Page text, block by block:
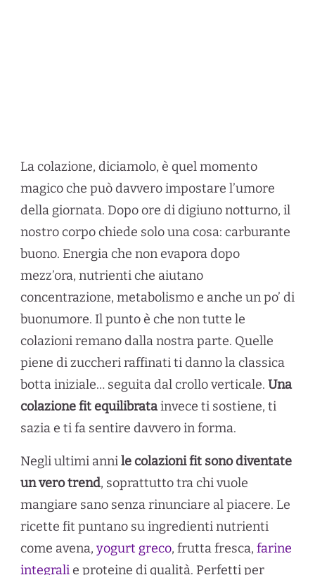
La colazione, diciamolo, è quel momento
magico che può davvero impostare l’umore
della giornata. Dopo ore di digiuno notturno, il
nostro corpo chiede solo una cosa: carburante
buono. Energia che non evapora dopo
mezz’ora, nutrienti che aiutano
concentrazione, metabolismo e anche un po’ di
buonumore. Il punto è che non tutte le
colazioni remano dalla nostra parte. Quelle
piene di zuccheri raffinati ti danno la classica
botta iniziale… seguita dal crollo verticale. Una
colazione fit equilibratainvece ti sostiene, ti
sazia e ti fa sentire davvero in forma.
Negli ultimi annile colazioni fit sono diventate
un vero trend, soprattutto tra chi vuole
mangiare sano senza rinunciare al piacere. Le
ricette fit puntano su ingredienti nutrienti
come avena, yogurt greco, frutta fresca, farine
integrali e proteine di qualità. Perfetti per